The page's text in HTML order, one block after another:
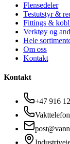
Flensedeler
Testutstyr &
Fittings &
Verktøy og
Hele
Om oss
Kontakt
Kontakt
+47 916